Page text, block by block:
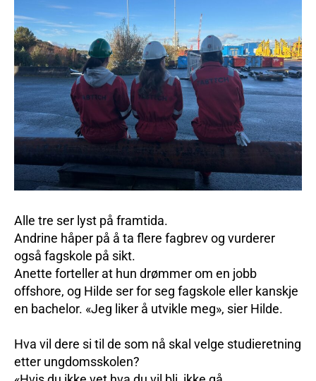
Alle tre ser lyst på framtida.
Andrine håper på å ta flere fagbrev og vurderer
også fagskole på sikt.
Anette forteller at hun drømmer om en jobb
offshore, og Hilde ser for seg fagskole eller kanskje
en bachelor. «Jeg liker å utvikle meg», sier Hilde.
Hva vil dere si til de som nå skal velge studieretning
etter ungdomsskolen?